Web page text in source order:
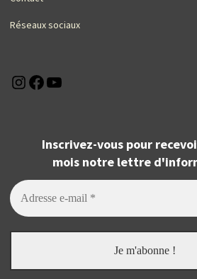
Réseaux sociaux
Instagram
Facebook
Inscrivez-vous pour
mois notre lettre